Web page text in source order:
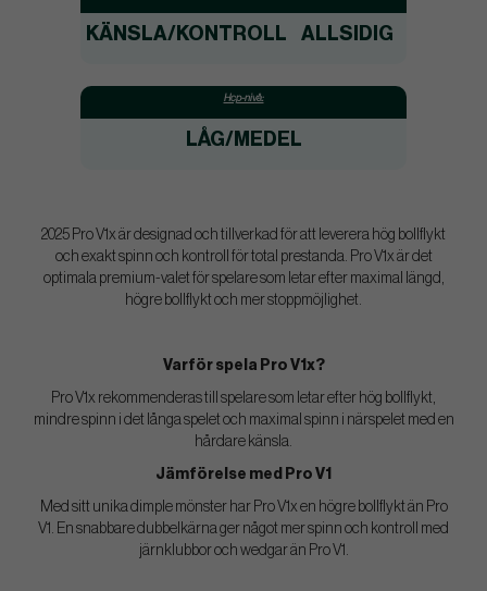
KÄNSLA/KONTROLL ALLSIDIG
Hcp-nivå:
LÅG/MEDEL
2025 Pro V1x är designad och tillverkad för att leverera hög bollflykt
och exakt spinn och kontroll för total prestanda. Pro V1x är det
optimala premium-valet för spelare som letar efter maximal längd,
högre bollflykt och mer stoppmöjlighet.
Varför spela Pro V1x?
Pro V1x rekommenderas till spelare som letar efter hög bollflykt,
mindre spinn i det långa spelet och maximal spinn i närspelet med en
hårdare känsla.
Jämförelse med Pro V1
Med sitt unika dimple mönster har Pro V1x en högre bollflykt än Pro
V1. En snabbare dubbelkärna ger något mer spinn och kontroll med
järnklubbor och wedgar än Pro V1.